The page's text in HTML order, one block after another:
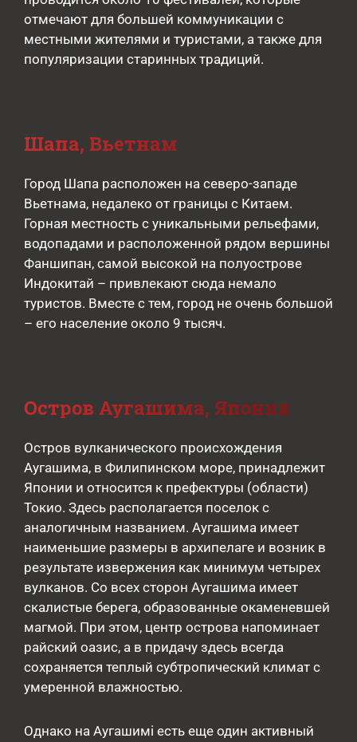
отмечают для большей коммуникации с
местными жителями и туристами, а также для
популяризации старинных традиций.
Шапа, Вьетнам
Город Шапа расположен на северо-западе
Вьетнама, недалеко от границы с Китаем.
Горная местность с уникальными рельефами,
водопадами и расположенной рядом вершины
Фаншипан, самой высокой на полуострове
Индокитай – привлекают сюда немало
туристов. Вместе с тем, город не очень большой
– его население около 9 тысяч.
Остров Аугашима, Япония
Остров вулканического происхождения
Аугашима, в Филипинском море, принадлежит
Японии и относится к префектуры (области)
Токио. Здесь располагается поселок с
аналогичным названием. Аугашима имеет
наименьшие размеры в архипелаге и возник в
результате извержения как минимум четырех
вулканов. Со всех сторон Аугашима имеет
скалистые берега, образованные окаменевшей
магмой. При этом, центр острова напоминает
райский оазис, а в придачу здесь всегда
сохраняется теплый субтропический климат с
умеренной влажностью.
Однако на Аугашимі есть еще один активный